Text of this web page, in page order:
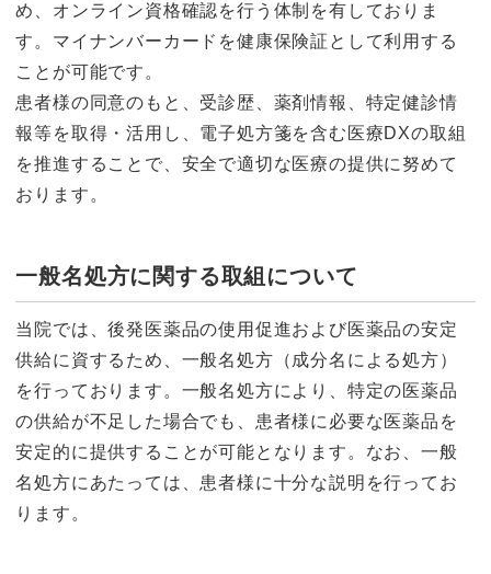
め、オンライン資格確認を行う体制を有しておりま
す。マイナンバーカードを健康保険証として利用する
ことが可能です。
患者様の同意のもと、受診歴、薬剤情報、特定健診情
報等を取得・活用し、電子処方箋を含む医療DXの取組
を推進することで、安全で適切な医療の提供に努めて
おります。
一般名処方に関する取組について
当院では、後発医薬品の使用促進および医薬品の安定
供給に資するため、一般名処方（成分名による処方）
を行っております。一般名処方により、特定の医薬品
の供給が不足した場合でも、患者様に必要な医薬品を
安定的に提供することが可能となります。なお、一般
名処方にあたっては、患者様に十分な説明を行ってお
ります。